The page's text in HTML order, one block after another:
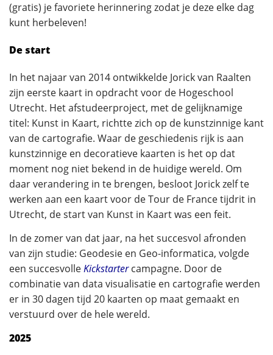
(gratis) je favoriete herinnering zodat je deze elke dag
kunt herbeleven!
De start
In het najaar van 2014 ontwikkelde Jorick van Raalten
zijn eerste kaart in opdracht voor de Hogeschool
Utrecht. Het afstudeerproject, met de gelijknamige
titel: Kunst in Kaart, richtte zich op de kunstzinnige kant
van de cartografie. Waar de geschiedenis rijk is aan
kunstzinnige en decoratieve kaarten is het op dat
moment nog niet bekend in de huidige wereld. Om
daar verandering in te brengen, besloot Jorick zelf te
werken aan een kaart voor de Tour de France tijdrit in
Utrecht, de start van Kunst in Kaart was een feit.
In de zomer van dat jaar, na het succesvol afronden
van zijn studie: Geodesie en Geo-informatica, volgde
een succesvolleKickstartercampagne. Door de
combinatie van data visualisatie en cartografie werden
er in 30 dagen tijd 20 kaarten op maat gemaakt en
verstuurd over de hele wereld.
2025